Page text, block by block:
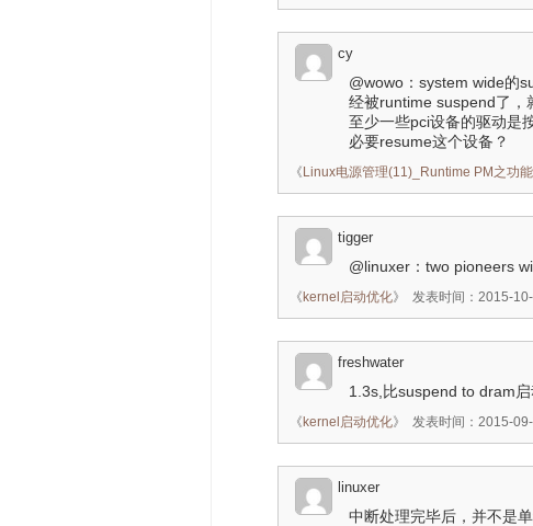
cy
@wowo：system wide的
经被runtime suspend了，
至少一些pci设备的驱动是
必要resume这个设备？
《 Linux电源管理(11)_Runtime PM之功
tigger
@linuxer：two pioneers
《 kernel启动优化》 发表时间：2015-
freshwater
1.3s,比suspend to dram启
《 kernel启动优化》 发表时间：2015-
linuxer
中断处理完毕后，并不是